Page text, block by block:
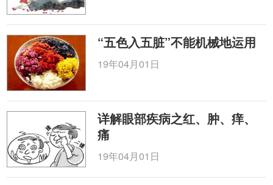
（《黑龙江省中药材标准2001年》）
【道地性】非道地
咨询电话：
010-87876186
“五色入五脏”不能机械地运用
19年04月01日
详解眼部疾病之红、肿、痒、
痛
19年04月01日